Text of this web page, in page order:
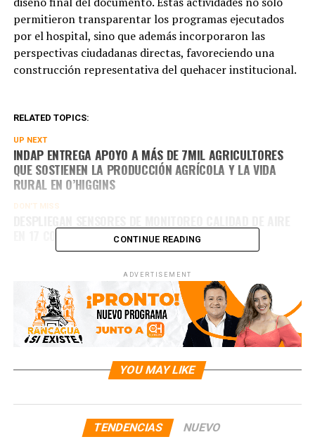
permitieron transparentar los programas ejecutados
por el hospital, sino que además incorporaron las
perspectivas ciudadanas directas, favoreciendo una
construcción representativa del quehacer institucional.
RELATED TOPICS:
UP NEXT
INDAP ENTREGA APOYO A MÁS DE 7MIL AGRICULTORES
QUE SOSTIENEN LA PRODUCCIÓN AGRÍCOLA Y LA VIDA
RURAL EN O’HIGGINS
DON'T MISS
EN 17 COMUNAS DE O’HIGGINS
CONTINUE READING
ADVERTISEMENT
YOU MAY LIKE
TENDENCIAS NUEVO